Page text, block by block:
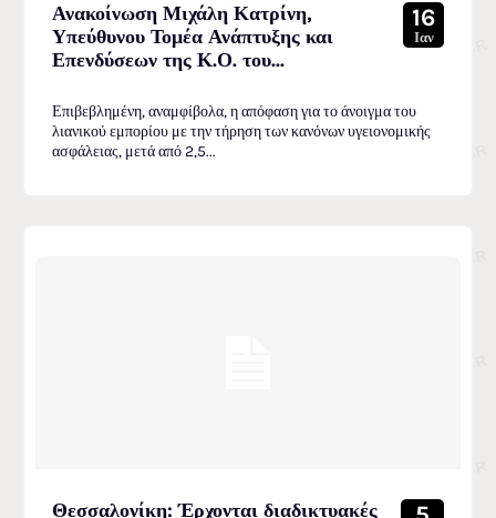
Ανακοίνωση Μιχάλη Κατρίνη,
Υπεύθυνου Τομέα Ανάπτυξης και
Επενδύσεων της Κ.Ο. του...
16
Ιαν
Επιβεβλημένη, αναμφίβολα, η απόφαση για το άνοιγμα του
λιανικού εμπορίου με την τήρηση των κανόνων υγειονομικής
ασφάλειας, μετά από 2,5...
Θεσσαλονίκη: Έρχονται διαδικτυακές